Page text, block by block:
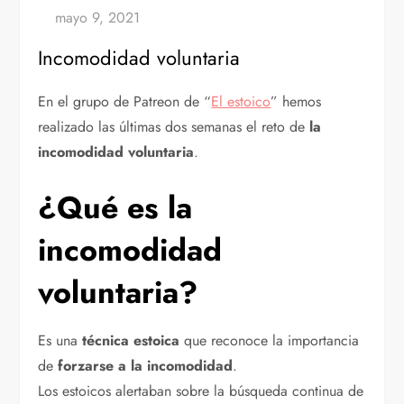
Incomodidad voluntaria
En el grupo de Patreon de “El estoico” hemos
realizado las últimas dos semanas el reto de la
incomodidad voluntaria.
¿Qué es la
incomodidad
voluntaria?
Es unatécnica estoica que reconoce la importancia
deforzarse a la incomodidad.
Los estoicos alertaban sobre la búsqueda continua de